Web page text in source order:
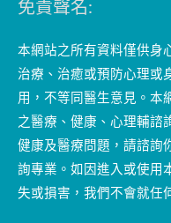
免責聲名:
本網站之所有資料僅供身
治療、治癒或預防心理或
用，不等同醫生意見。本
之醫療、健康、心理輔諮
健康及醫療問題，請諮詢
詢專業。如因進入或使用
失或損害，我們不會就任